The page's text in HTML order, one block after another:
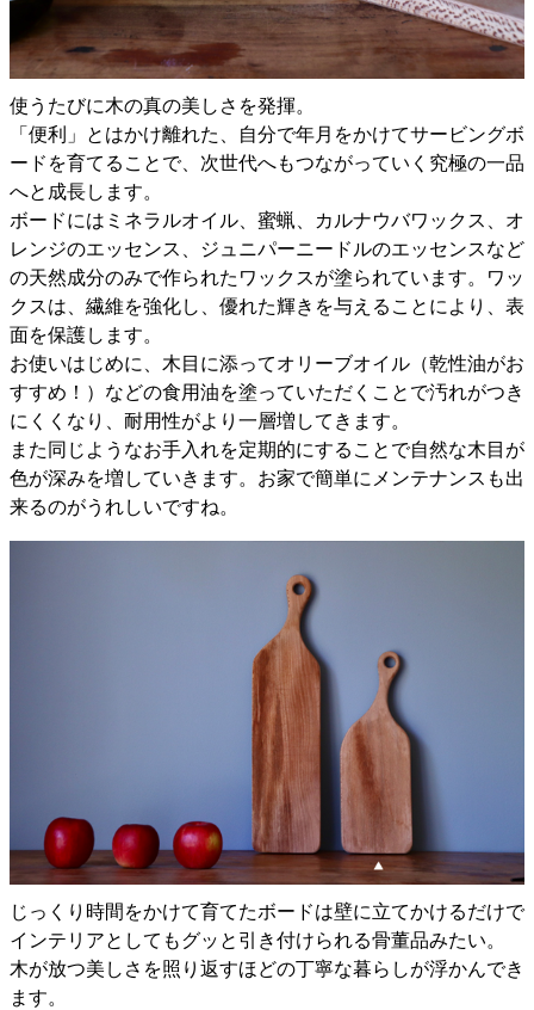
使うたびに木の真の美しさを発揮。
「便利」とはかけ離れた、自分で年月をかけてサービングボ
ードを育てることで、次世代へもつながっていく究極の一品
へと成長します。
ボードにはミネラルオイル、蜜蝋、カルナウバワックス、オ
レンジのエッセンス、ジュニパーニードルのエッセンスなど
の天然成分のみで作られたワックスが塗られています。ワッ
クスは、繊維を強化し、優れた輝きを与えることにより、表
面を保護します。
お使いはじめに、木目に添ってオリーブオイル（乾性油がお
すすめ！）などの食用油を塗っていただくことで汚れがつき
にくくなり、耐用性がより一層増してきます。
また同じようなお手入れを定期的にすることで自然な木目が
色が深みを増していきます。お家で簡単にメンテナンスも出
来るのがうれしいですね。
じっくり時間をかけて育てたボードは壁に立てかけるだけで
インテリアとしてもグッと引き付けられる骨董品みたい。
木が放つ美しさを照り返すほどの丁寧な暮らしが浮かんでき
ます。